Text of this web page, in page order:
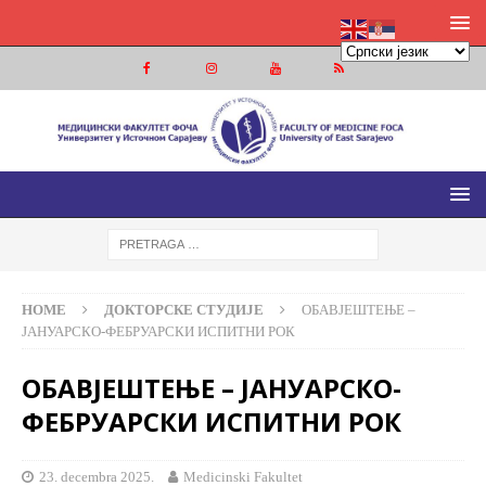
МЕДИЦИНСКИ ФАКУЛТЕТ ФОЧА
МЕДИЦИНСКИ ФАКУЛТЕТ УНИВЕРЗИТЕТА У ИСТОЧНОМ
HOME ДОКТОРСКЕ СТУДИЈЕ
ОБАВЈЕШТЕЊЕ –
ЈАНУАРСКО-ФЕБРУАРСКИ ИСПИТНИ РОК
ОБАВЈЕШТЕЊЕ – ЈАНУАРСКО-
ФЕБРУАРСКИ ИСПИТНИ РОК
23. decembra 2025. Medicinski Fakultet